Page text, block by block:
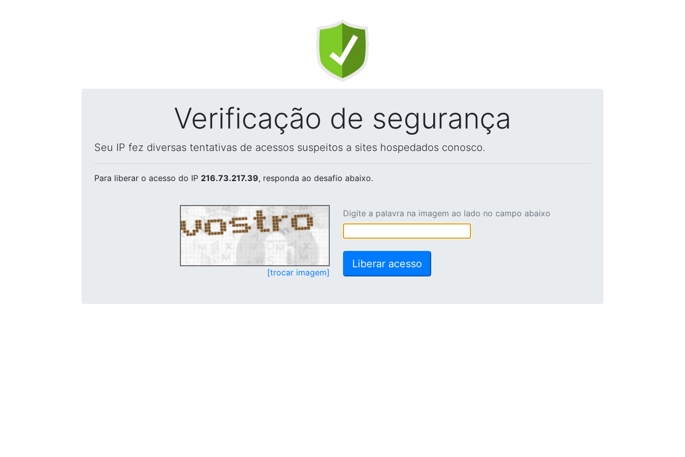
Verificação de segurança
Seu IP fez diversas tentativas de acessos suspeitos a sites hospedados conosco.
Para liberar o acesso do IP 216.73.217.39, responda ao desafio abaixo.
[trocar imagem]
Digite a palavra na imagem ao lado no campo abaixo